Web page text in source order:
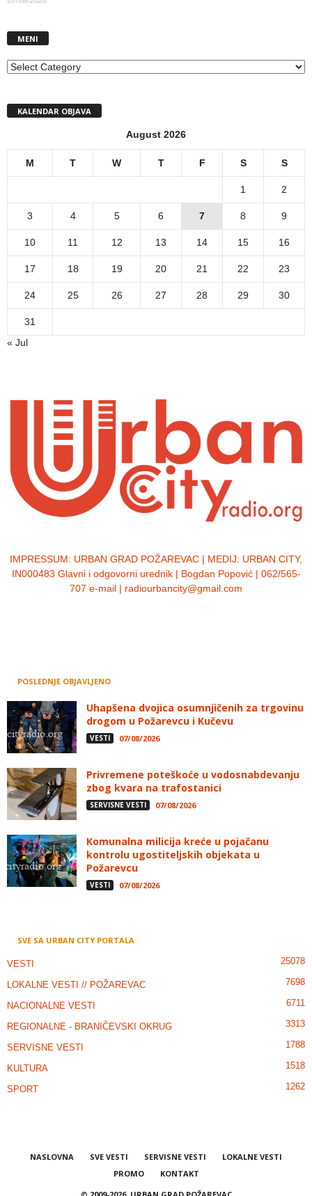
MENI
MENI
KALENDAR OBJAVA
August 2026
M T W T F S S
1 2
3 4 5 6 7 8 9
10 11 12 13 14 15 16
17 18 19 20 21 22 23
24 25 26 27 28 29 30
31
« Jul
IMPRESSUM: URBAN GRAD POŽAREVAC | MEDIJ: URBAN CITY,
IN000483 Glavni i odgovorni urednik | Bogdan Popović | 062/565-
707 e-mail | radiourbancity@gmail.com
POSLEDNJE OBJAVLJENO
Uhapšena dvojica osumnjičenih za trgovinu
drogom u Požarevcu i Kučevu
VESTI 07/08/2026
Privremene poteškoće u vodosnabdevanju
zbog kvara na trafostanici
SERVISNE VESTI 07/08/2026
Komunalna milicija kreće u pojačanu
kontrolu ugostiteljskih objekata u
Požarevcu
VESTI 07/08/2026
SVE SA URBAN CITY PORTALA
VESTI 25078
LOKALNE VESTI // POŽAREVAC 7698
NACIONALNE VESTI 6711
REGIONALNE - BRANIČEVSKI OKRUG 3313
SERVISNE VESTI 1788
KULTURA 1518
SPORT 1262
NASLOVNA SVE VESTI SERVISNE VESTI
LOKALNE VESTI
PROMO
KONTAKT